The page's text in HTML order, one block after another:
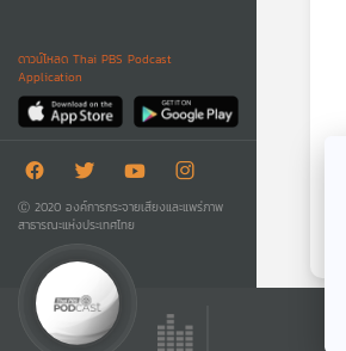
ดาวน์โหลด Thai PBS Podcast
Application
Ⓒ 2020 องค์การกระจายเสียงและแพร่ภาพ
สาธารณะแห่งประเทศไทย